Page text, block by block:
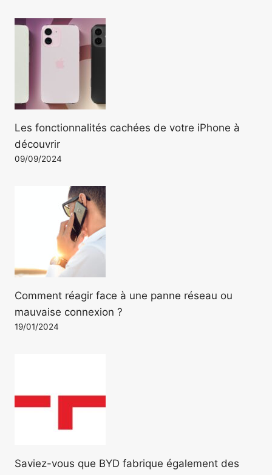
Les fonctionnalités cachées de votre iPhone à
découvrir
09/09/2024
Comment réagir face à une panne réseau ou
mauvaise connexion ?
19/01/2024
Saviez-vous que BYD fabrique également des